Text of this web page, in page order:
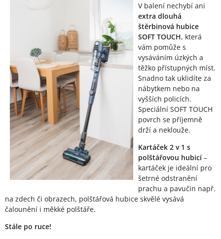
V balení nechybí ani
extra dlouhá
štěrbinová hubice
SOFT TOUCH, která
vám pomůže s
vysáváním úzkých a
těžko přístupných míst.
Snadno tak uklidíte za
nábytkem nebo na
vyšších policích.
Speciální SOFT TOUCH
povrch se příjemně
drží a neklouže.
Kartáček 2 v 1 s
polštářovou hubicí –
kartáček je ideální pro
šetrné odstranění
prachu a pavučin např.
na zdech či obrazech, polštářová hubice skvělé vysává
čalounění i měkké polštáře.
Stále po ruce!